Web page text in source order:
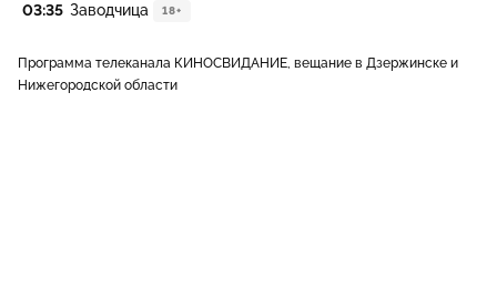
03:35 Заводчица 18+
Программа телеканала КИНОСВИДАНИЕ, вещание в Дзержинске и
Нижегородской области